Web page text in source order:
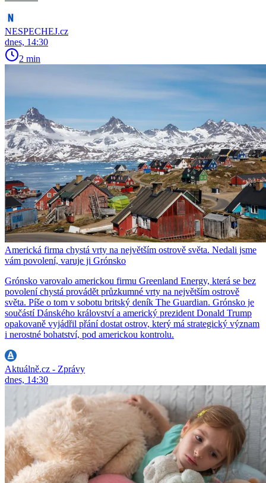
NESPECHEJ.cz
dnes, 14:30
2 min
Americká firma chystá vrty na největším ostrově světa. Nedali jsme
vám povolení, varuje ji Grónsko
Grónsko varovalo americkou firmu Greenland Energy, která se bez
povolení chystá provádět průzkumné vrty na největším ostrově
světa. Píše o tom v sobotu britský deník The Guardian. Grónsko je
součástí Dánského království a americký prezident Donald Trump
opakovaně vyjádřil přání dostat ostrov, který má strategický význam
i nerostné bohatství, pod americkou kontrolu.
Aktuálně.cz - Zprávy
dnes, 14:30